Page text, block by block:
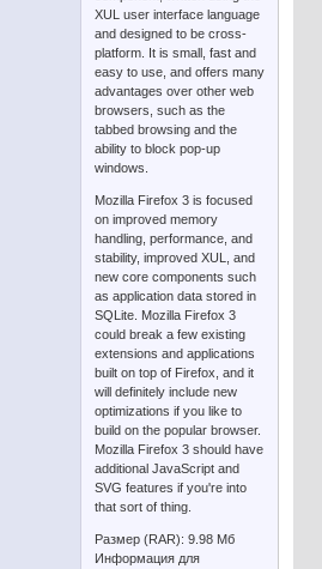
XUL user interface language
and designed to be cross-
platform. It is small, fast and
easy to use, and offers many
advantages over other web
browsers, such as the
tabbed browsing and the
ability to block pop-up
windows.
Mozilla Firefox 3 is focused
on improved memory
handling, performance, and
stability, improved XUL, and
new core components such
as application data stored in
SQLite. Mozilla Firefox 3
could break a few existing
extensions and applications
built on top of Firefox, and it
will definitely include new
optimizations if you like to
build on the popular browser.
Mozilla Firefox 3 should have
additional JavaScript and
SVG features if you're into
that sort of thing.
Размер (RAR): 9.98 Мб
Информация для